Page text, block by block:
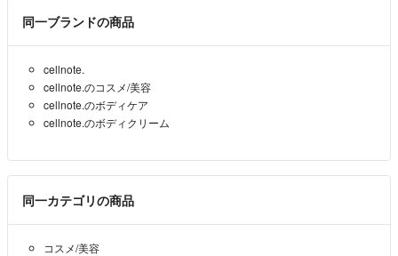
同一ブランドの商品
cellnote.
cellnote.のコスメ/美容
cellnote.のボディケア
cellnote.のボディクリーム
同一カテゴリの商品
コスメ/美容